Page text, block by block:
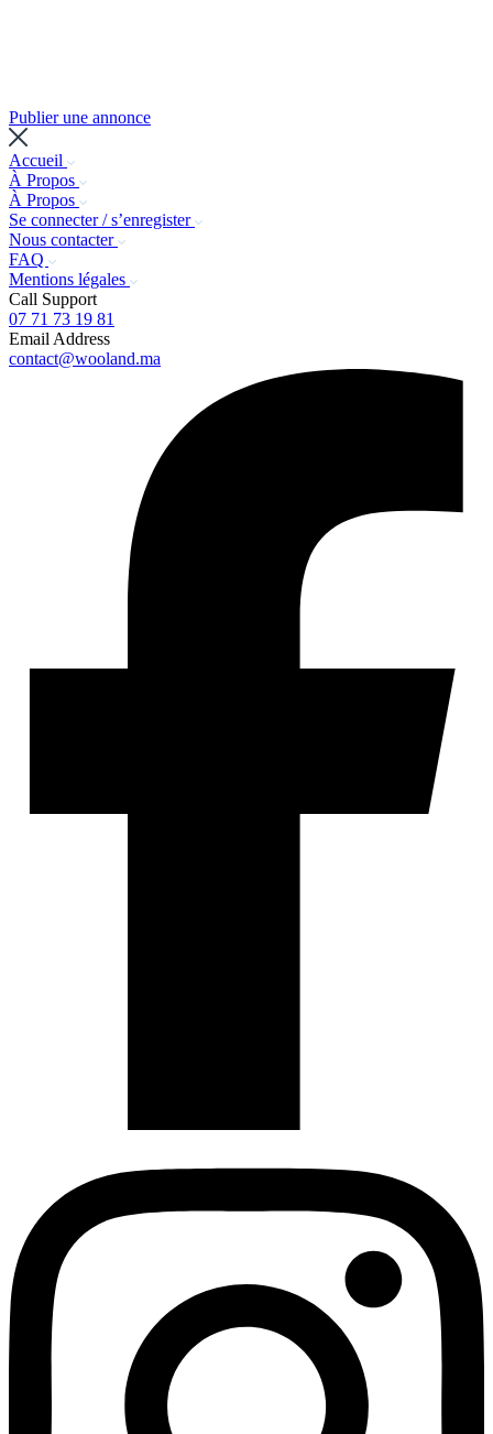
Publier une annonce
Accueil
À Propos
À Propos
Se connecter / s’enregister
Nous contacter
FAQ
Mentions légales
Call Support
07 71 73 19 81
Email Address
contact@wooland.ma